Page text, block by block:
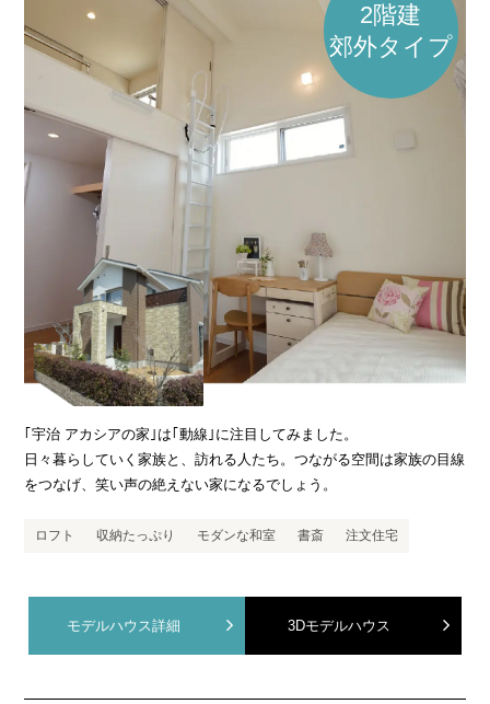
2階建
郊外タイプ
｢宇治 アカシアの家｣は｢動線｣に注目してみました。
日々暮らしていく家族と、訪れる人たち。つながる空間は家族の目線
をつなげ、笑い声の絶えない家になるでしょう。
ロフト 収納たっぷり モダンな和室 書斎 注文住宅
モデルハウス詳細 3Dモデルハウス